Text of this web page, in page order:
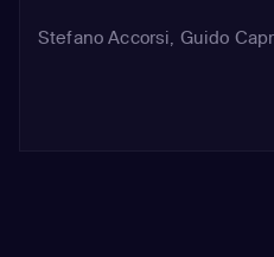
Stefano Accorsi, Guido